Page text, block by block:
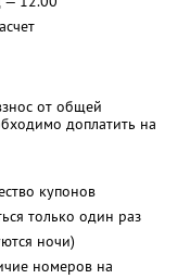
от общей
доплатить на
купонов
только один раз
ночи)
номеров на